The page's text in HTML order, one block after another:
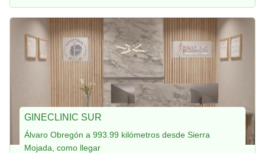
GINECLINIC SUR
Álvaro Obregón a 993.99 kilómetros desde Sierra
Mojada, como llegar